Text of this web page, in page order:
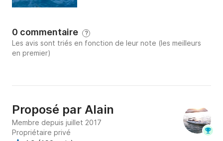
0 commentaire ?
Les avis sont triés en fonction de leur note (les meilleurs
en premier)
Proposé par Alain
Membre depuis juillet 2017
Propriétaire privé